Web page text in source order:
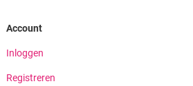
Account
Inloggen
Registreren